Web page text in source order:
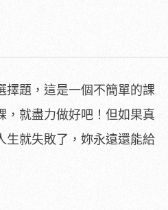
擇題，這是一個不簡單的課
，就盡力做好吧！但如果真
生就失敗了，妳永遠還能給